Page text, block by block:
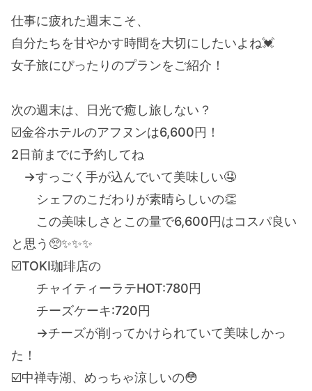
仕事に疲れた週末こそ、
自分たちを甘やかす時間を大切にしたいよね💓
女子旅にぴったりのプランをご紹介！
次の週末は、日光で癒し旅しない？
☑️金谷ホテルのアフヌンは6,600円！
2日前までに予約してね
→すっごく手が込んでいて美味しい🤤
シェフのこだわりが素晴らしいの👏
この美味しさとこの量で6,600円はコスパ良い
と思う🥺✨✨✨
☑️TOKI珈琲店の
チャイティーラテHOT:780円
チーズケーキ:720円
→チーズが削ってかけられていて美味しかっ
た！
☑️中禅寺湖、めっちゃ涼しいの😳